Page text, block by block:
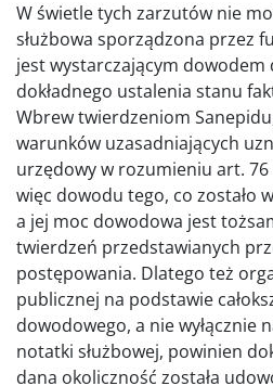
W świetle tych zarzutów nie
służbowa sporządzona przez
jest wystarczającym dowodem
dokładnego ustalenia stanu
Wbrew twierdzeniom
warunków uzasadniających
urzędowy w rozumieniu art. 76
więc dowodu tego, co zostało
a jej moc dowodowa jest
twierdzeń przedstawianych
postępowania. Dlatego też
publicznej na podstawie
dowodowego, a nie wyłącznie
notatki służbowej, powinien
dana okoliczność została